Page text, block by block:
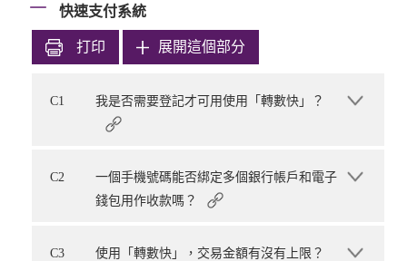
快速支付系統
打印 展開這個部分
C1 我是否需要登記才可用使用「轉數快」？
C2
一個手機號碼能否綁定多個銀行帳戶和電子
錢包用作收款嗎？
C3 使用「轉數快」，交易金額有沒有上限？